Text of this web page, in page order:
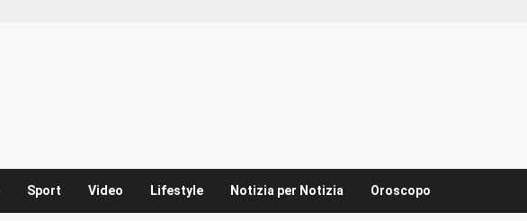
Sport Video Lifestyle Notizia per Notizia Oroscopo